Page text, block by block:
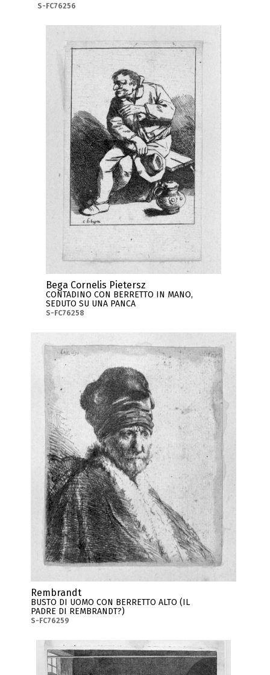
S-FC76256
Bega Cornelis Pietersz
CONTADINO CON BERRETTO IN MANO,
SEDUTO SU UNA PANCA
S-FC76258
Rembrandt
BUSTO DI UOMO CON BERRETTO ALTO (IL
PADRE DI REMBRANDT?)
S-FC76259